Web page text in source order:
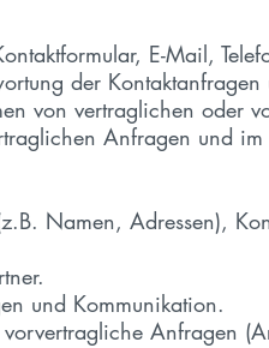
E-Mail,
der
von vertraglichen oder
Anfragen und
Namen, Adressen),
und Kommunikation.
vorvertragliche Anfragen